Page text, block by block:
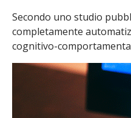
Secondo uno studio
completamente
cognitivo-